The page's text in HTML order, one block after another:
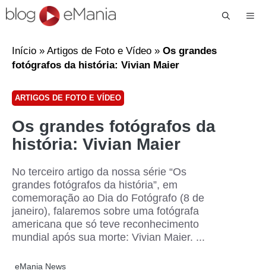
Início » Artigos de Foto e Vídeo » Os grandes
fotógrafos da história: Vivian Maier
ARTIGOS DE FOTO E VÍDEO
Os grandes fotógrafos da
história: Vivian Maier
No terceiro artigo da nossa série “Os
grandes fotógrafos da história”, em
comemoração ao Dia do Fotógrafo (8 de
janeiro), falaremos sobre uma fotógrafa
americana que só teve reconhecimento
mundial após sua morte: Vivian Maier. ...
eMania News